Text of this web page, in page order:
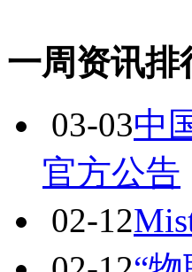
一周资讯排
03-03中
官方公告
02-12